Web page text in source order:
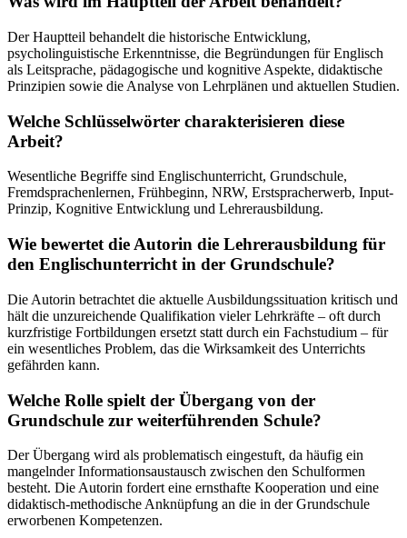
Der Hauptteil behandelt die historische Entwicklung,
psycholinguistische Erkenntnisse, die Begründungen für Englisch
als Leitsprache, pädagogische und kognitive Aspekte, didaktische
Prinzipien sowie die Analyse von Lehrplänen und aktuellen Studien.
Welche Schlüsselwörter charakterisieren diese
Arbeit?
Wesentliche Begriffe sind Englischunterricht, Grundschule,
Fremdsprachenlernen, Frühbeginn, NRW, Erstspracherwerb, Input-
Prinzip, Kognitive Entwicklung und Lehrerausbildung.
Wie bewertet die Autorin die Lehrerausbildung für
den Englischunterricht in der Grundschule?
Die Autorin betrachtet die aktuelle Ausbildungssituation kritisch und
hält die unzureichende Qualifikation vieler Lehrkräfte – oft durch
kurzfristige Fortbildungen ersetzt statt durch ein Fachstudium – für
ein wesentliches Problem, das die Wirksamkeit des Unterrichts
gefährden kann.
Welche Rolle spielt der Übergang von der
Grundschule zur weiterführenden Schule?
Der Übergang wird als problematisch eingestuft, da häufig ein
mangelnder Informationsaustausch zwischen den Schulformen
besteht. Die Autorin fordert eine ernsthafte Kooperation und eine
didaktisch-methodische Anknüpfung an die in der Grundschule
erworbenen Kompetenzen.